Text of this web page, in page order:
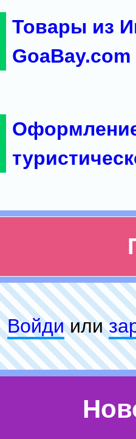
Товары из
GoaBay.com
Войдиили